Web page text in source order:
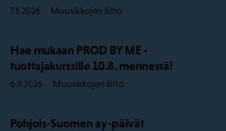
7.8.2026 Muusikkojen liitto
Hae mukaan PROD BY ME -
tuottajakurssille 10.8. mennessä!
6.8.2026 Muusikkojen liitto
Pohjois-Suomen ay-päivät